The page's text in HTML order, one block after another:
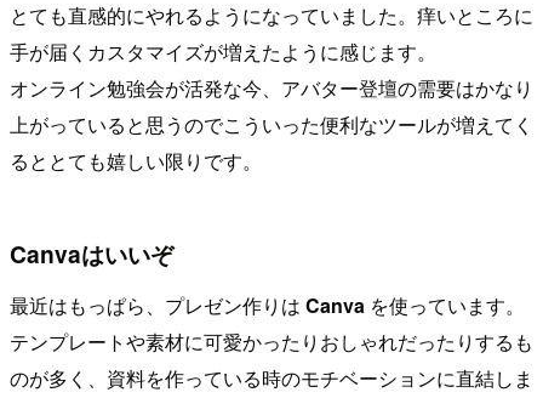
とても直感的にやれるようになっていました。痒いところに
手が届くカスタマイズが増えたように感じます。
オンライン勉強会が活発な今、アバター登壇の需要はかなり
上がっていると思うのでこういった便利なツールが増えてく
るととても嬉しい限りです。
Canvaはいいぞ
最近はもっぱら、プレゼン作りは Canva を使っています。
テンプレートや素材に可愛かったりおしゃれだったりするも
のが多く、資料を作っている時のモチベーションに直結しま